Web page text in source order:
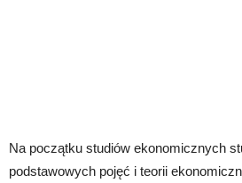
Na początku studiów ekonomicznych
podstawowych pojęć i teorii